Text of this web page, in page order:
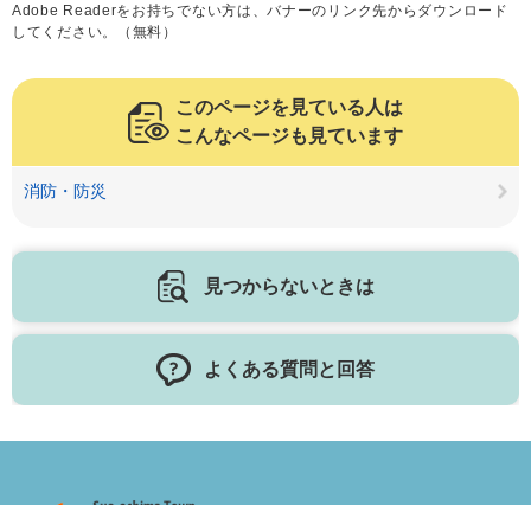
Adobe Readerをお持ちでない方は、バナーのリンク先からダウンロード
してください。（無料）
このページを見ている人は
こんなページも見ています
消防・防災
見つからないときは
よくある質問と回答